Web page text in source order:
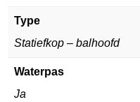
Type
Statiefkop – balhoofd
Waterpas
Ja